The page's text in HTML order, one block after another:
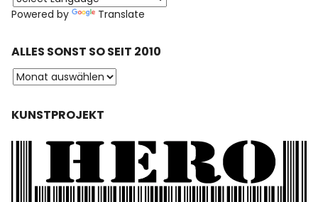
Powered by Translate
ALLES SONST SO SEIT 2010
KUNSTPROJEKT